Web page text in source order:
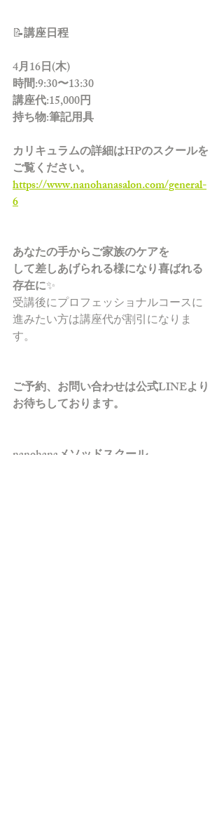
📝講座日程
4月16日(木)
時間:9:30〜13:30
講座代:15,000円
持ち物:筆記用具
カリキュラムの詳細はHPのスクールを
ご覧ください。
https://www.nanohanasalon.com/general-
6
あなたの手からご家族のケアを
して差しあげられる様になり喜ばれる
存在に✨
受講後にプロフェッショナルコースに
進みたい方は講座代が割引になりま
す。
ご予約、お問い合わせは公式LINEより
お待ちしております。
nanohana メソッドスクール